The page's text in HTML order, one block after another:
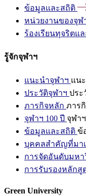
ข้อมูลและสถิติ
หน่วยงานของจุฬ
ร้องเรียนทุจริตแ
รู้จักจุฬาฯ
แนะนำจุฬาฯ แน
ประวัติจุฬาฯ ประ
ภารกิจหลัก ภาร
จุฬาฯ 100 ปี จุฬา
ข้อมูลและสถิติ ข้
บุคคลสำคัญที่มา
การจัดอันดับมหา
การรับรองหลักสู
Green University